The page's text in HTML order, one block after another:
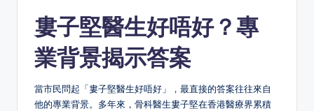
婁子堅醫生好唔好？專
業背景揭示答案
當市民問起「婁子堅醫生好唔好」，最直接的答案往往來自
他的專業背景。多年來，骨科醫生婁子堅在香港醫療界累積